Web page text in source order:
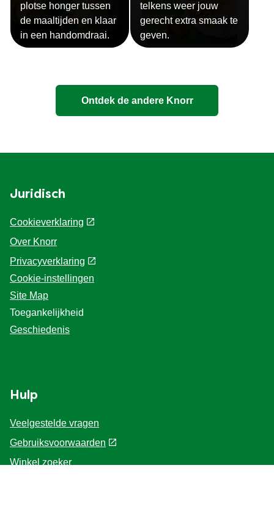
plotse honger tussen
de maaltijden en klaar
in een handomdraai.
telkens weer jouw
gerecht extra smaak te
geven.
Ontdek de andere Knorr
Juridisch
Cookieverklaring
Over Knorr
Privacyverklaring
Cookie-instellingen
Site Map
Toegankelijkheid
Geschiedenis
Hulp
Veelgestelde vragen
Gebruiksvoorwaarden
Winkel zoeker